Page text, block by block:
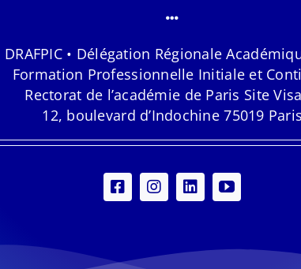
DRAFPIC • Délégation Régionale
Formation Professionnelle Initiale et
Rectorat de l’académie de Paris Site
12, boulevard d’Indochine 75019 Paris